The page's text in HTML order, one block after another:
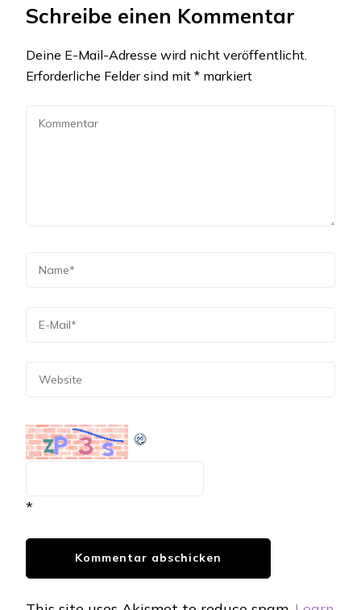
Schreibe einen Kommentar
Deine E-Mail-Adresse wird nicht veröffentlicht.
Erforderliche Felder sind mit * markiert
*